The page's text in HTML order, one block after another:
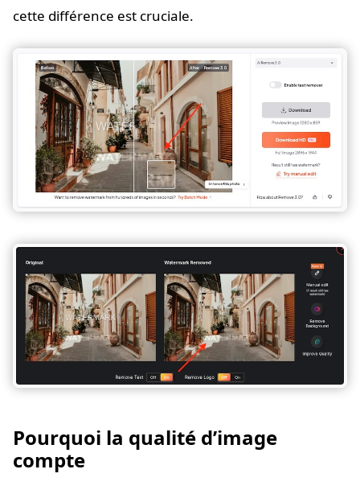
cette différence est cruciale.
Pourquoi la qualité d’image
compte